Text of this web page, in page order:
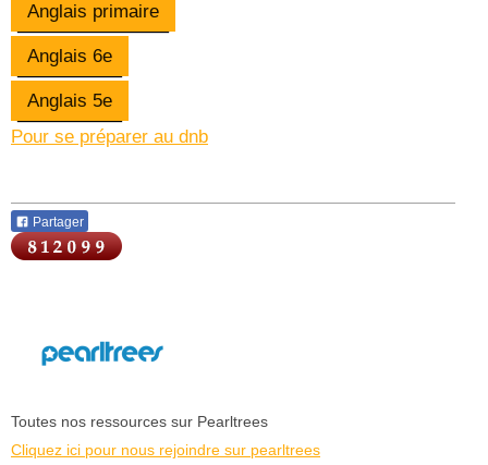
Anglais primaire
Anglais 6e
Anglais 5e
Pour se préparer au dnb
Partager
Toutes nos ressources sur Pearltrees
Cliquez ici pour nous rejoindre sur pearltrees